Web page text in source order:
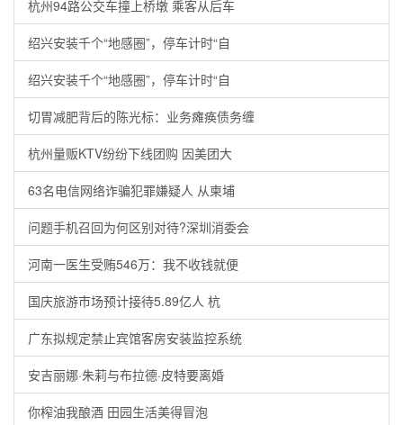
杭州94路公交车撞上桥墩 乘客从后车
绍兴安装千个“地感圈”，停车计时“自
绍兴安装千个“地感圈”，停车计时“自
切胃减肥背后的陈光标：业务瘫痪债务缠
杭州量贩KTV纷纷下线团购 因美团大
63名电信网络诈骗犯罪嫌疑人 从柬埔
问题手机召回为何区别对待?深圳消委会
河南一医生受贿546万：我不收钱就便
国庆旅游市场预计接待5.89亿人 杭
广东拟规定禁止宾馆客房安装监控系统
安吉丽娜·朱莉与布拉德·皮特要离婚
你榨油我酿酒 田园生活美得冒泡